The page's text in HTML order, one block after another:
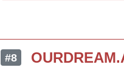
#8